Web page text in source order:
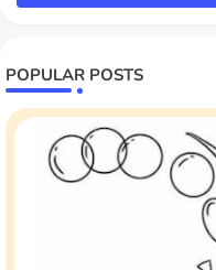
POPULAR POSTS